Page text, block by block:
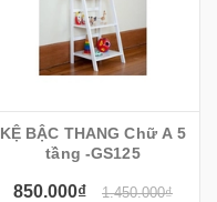
KỆ BẬC THANG Chữ A 5
tầng -GS125
850.000₫ 1.450.000₫